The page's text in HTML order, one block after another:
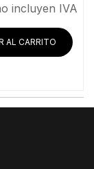
incluyen IVA
AL CARRITO